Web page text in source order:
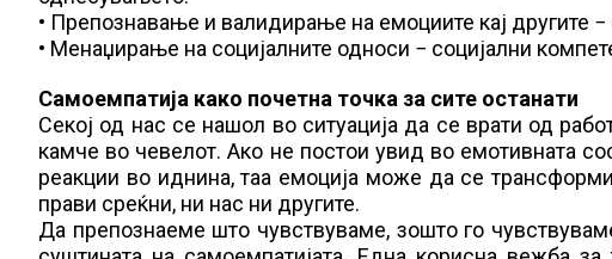
• Препознавање и валидирање на емоциите кај другите −
• Менаџирање на социјалните односи − социјални
Самоемпатија како почетна точка за сите останати
Секој од нас се нашол во ситуација да се врати од
камче во чевелот. Ако не постои увид во емотивната
реакции во иднина, таа емоција може да се
прави среќни, ни нас ни другите.
Да препознаеме што чувствуваме, зошто го